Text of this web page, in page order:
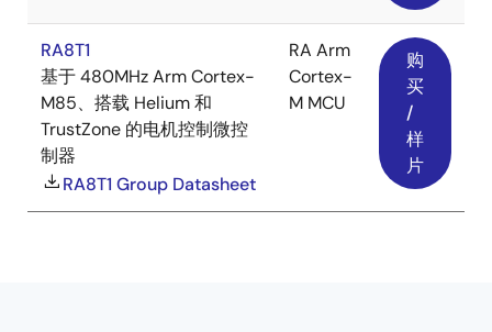
RA8T1
基于 480MHz Arm Cortex-
M85、搭载 Helium 和
TrustZone 的电机控制微控
制器
RA8T1 Group Datasheet
RA Arm
Cortex-
M MCU
购
买
/
样
片